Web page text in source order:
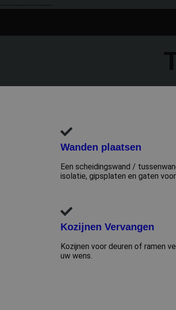
---------------------
Wanden plaatsen
Een scheidingswand /
isolatie, gipsplaten en gaten
Kozijnen Vervangen
Kozijnen voor deuren of ramen
uw wens.